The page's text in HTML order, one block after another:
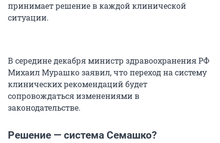
принимает решение в каждой клинической
ситуации.
В середине декабря министр здравоохранения РФ
Михаил Мурашко заявил, что переход на систему
клинических рекомендаций будет
сопровождаться изменениями в
законодательстве.
Решение — система Семашко?